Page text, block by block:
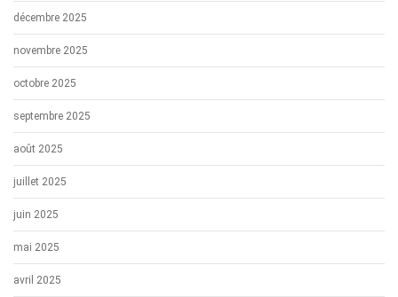
décembre 2025
novembre 2025
octobre 2025
septembre 2025
août 2025
juillet 2025
juin 2025
mai 2025
avril 2025